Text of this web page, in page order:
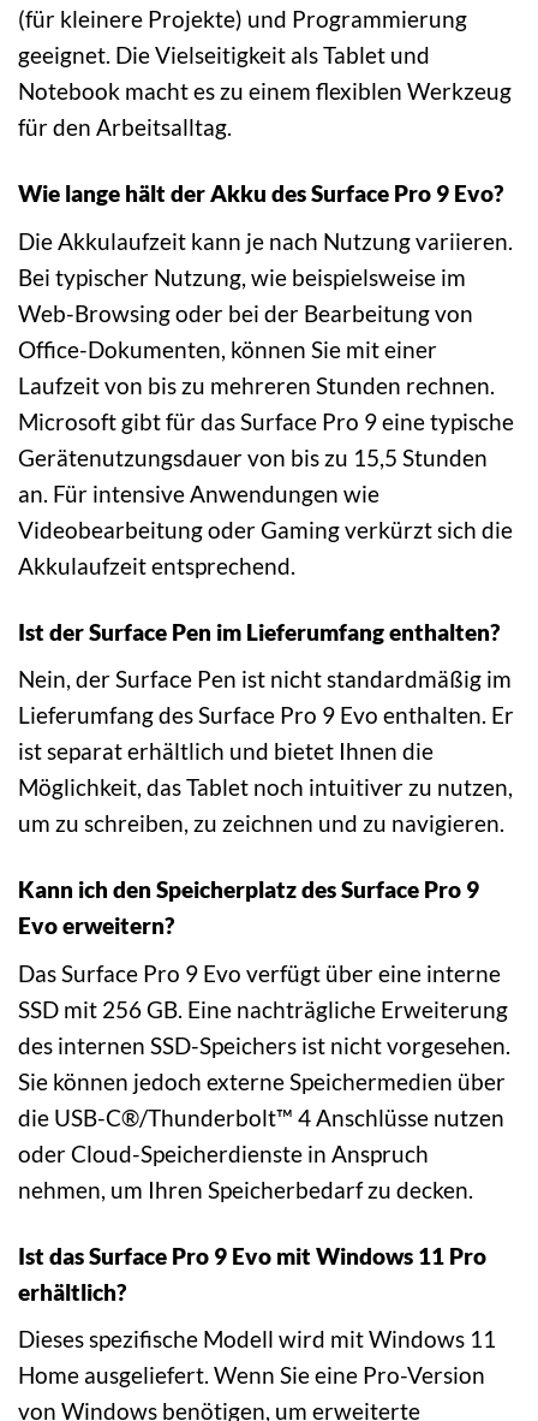
(für kleinere Projekte) und Programmierung
geeignet. Die Vielseitigkeit als Tablet und
Notebook macht es zu einem flexiblen Werkzeug
für den Arbeitsalltag.
Wie lange hält der Akku des Surface Pro 9 Evo?
Die Akkulaufzeit kann je nach Nutzung variieren.
Bei typischer Nutzung, wie beispielsweise im
Web-Browsing oder bei der Bearbeitung von
Office-Dokumenten, können Sie mit einer
Laufzeit von bis zu mehreren Stunden rechnen.
Microsoft gibt für das Surface Pro 9 eine typische
Gerätenutzungsdauer von bis zu 15,5 Stunden
an. Für intensive Anwendungen wie
Videobearbeitung oder Gaming verkürzt sich die
Akkulaufzeit entsprechend.
Ist der Surface Pen im Lieferumfang enthalten?
Nein, der Surface Pen ist nicht standardmäßig im
Lieferumfang des Surface Pro 9 Evo enthalten. Er
ist separat erhältlich und bietet Ihnen die
Möglichkeit, das Tablet noch intuitiver zu nutzen,
um zu schreiben, zu zeichnen und zu navigieren.
Kann ich den Speicherplatz des Surface Pro 9
Evo erweitern?
Das Surface Pro 9 Evo verfügt über eine interne
SSD mit 256 GB. Eine nachträgliche Erweiterung
des internen SSD-Speichers ist nicht vorgesehen.
Sie können jedoch externe Speichermedien über
die USB-C®/Thunderbolt™ 4 Anschlüsse nutzen
oder Cloud-Speicherdienste in Anspruch
nehmen, um Ihren Speicherbedarf zu decken.
Ist das Surface Pro 9 Evo mit Windows 11 Pro
erhältlich?
Dieses spezifische Modell wird mit Windows 11
Home ausgeliefert. Wenn Sie eine Pro-Version
von Windows benötigen, um erweiterte